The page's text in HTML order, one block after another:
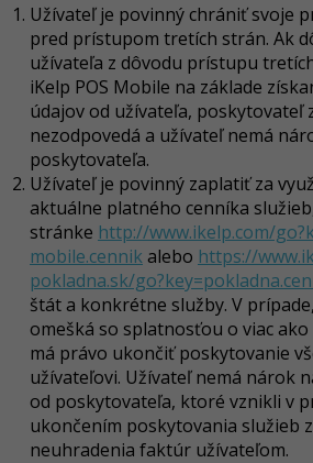
Užívateľ je povinný chrániť svoje
pred prístupom tretích strán. Ak
užívateľa z dôvodu prístupu
iKelp POS Mobile na základe
údajov od užívateľa, poskytovateľ
nezodpovedá a užívateľ nemá
poskytovateľa.
Užívateľ je povinný zaplatiť za
aktuálne platného cenníka
stránke http://www.ikelp.com/
mobile.cennikalebo https://
pokladna.sk/
štát a konkrétne služby. V
omešká so splatnosťou o viac
má právo ukončiť poskytovanie
užívateľovi. Užívateľ nemá nárok
od poskytovateľa, ktoré vznikli v
ukončením poskytovania služieb
neuhradenia faktúr užívateľom.